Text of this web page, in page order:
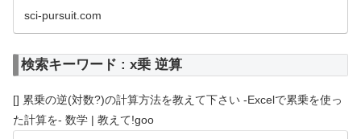
sci-pursuit.com
検索キーワード : x乗 逆算
[] 累乗の逆(対数?)の計算方法を教えて下さい -Excelで累乗を使っ
た計算を- 数学 | 教えて!goo